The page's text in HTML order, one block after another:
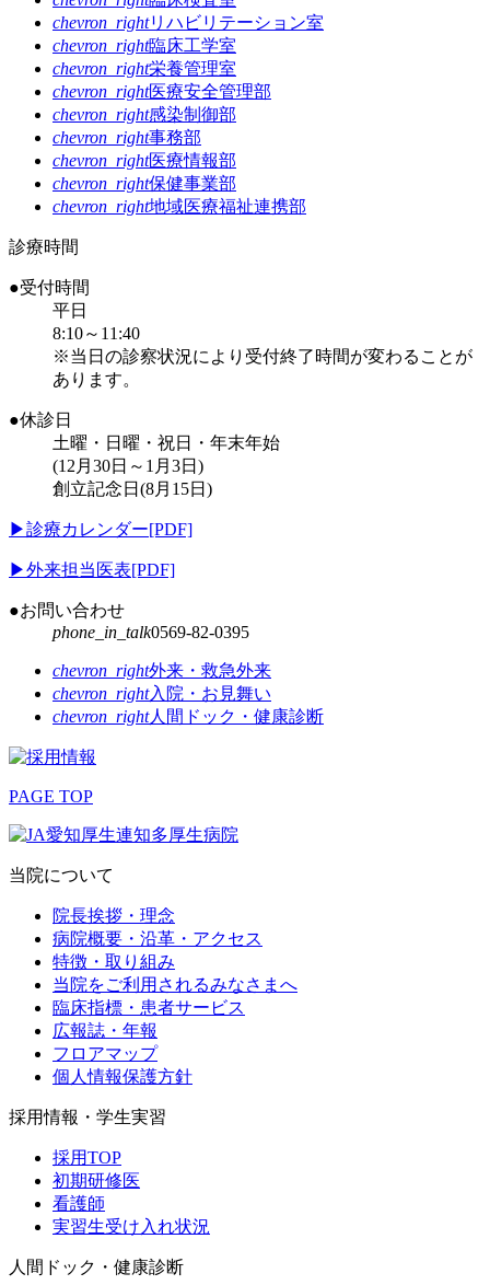
chevron_rightリハビリテーション室
chevron_right臨床工学室
chevron_right栄養管理室
chevron_right医療安全管理部
chevron_right感染制御部
chevron_right事務部
chevron_right医療情報部
chevron_right保健事業部
chevron_right地域医療福祉連携部
診療時間
●受付時間
平日
8:10～11:40
※当日の診察状況により受付終了時間が変わることが
あります。
●休診日
土曜・日曜・祝日・年末年始
(12月30日～1月3日)
創立記念日(8月15日)
▶診療カレンダー[PDF]
▶外来担当医表[PDF]
●お問い合わせ
phone_in_talk0569-82-0395
chevron_right外来・救急外来
chevron_right入院・お見舞い
chevron_right人間ドック・健康診断
PAGE TOP
当院について
院長挨拶・理念
病院概要・沿革・アクセス
特徴・取り組み
当院をご利用されるみなさまへ
臨床指標・患者サービス
広報誌・年報
フロアマップ
個人情報保護方針
採用情報・学生実習
採用TOP
初期研修医
看護師
実習生受け入れ状況
人間ドック・健康診断